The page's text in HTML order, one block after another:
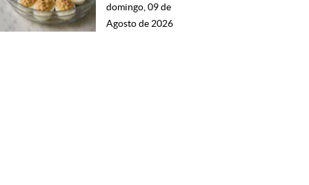
domingo, 09 de
Agosto de 2026